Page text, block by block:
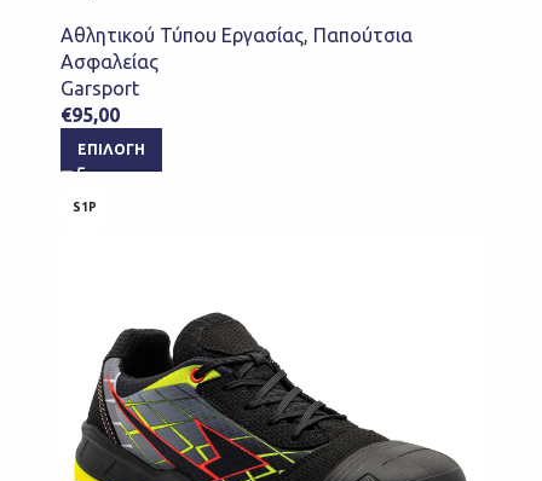
Αθλητικού Τύπου Εργασίας, Παπούτσια
Ασφαλείας
Garsport
€95,00
ΕΠΙΛΟΓΉ
S1P